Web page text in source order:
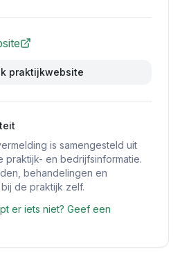
praktijkwebsite
is samengesteld uit
praktijk- en bedrijfsinformatie.
behandelingen en
de praktijk zelf.
er iets niet? Geef een